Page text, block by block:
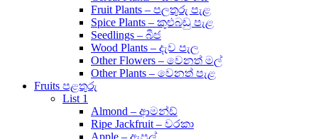
Fruit Plants – පලතුරු පැළ
Spice Plants – කුළුබඩු පැළ
Seedlings – බීජ
Wood Plants – දැව පැල
Other Flowers – වෙනත් මල්
Other Plants – වෙනත් පැළ
Fruits පළතුරු
List 1
Almond – ආමන්ඩ්
Ripe Jackfruit – වරකා
Apple – ඇපල්